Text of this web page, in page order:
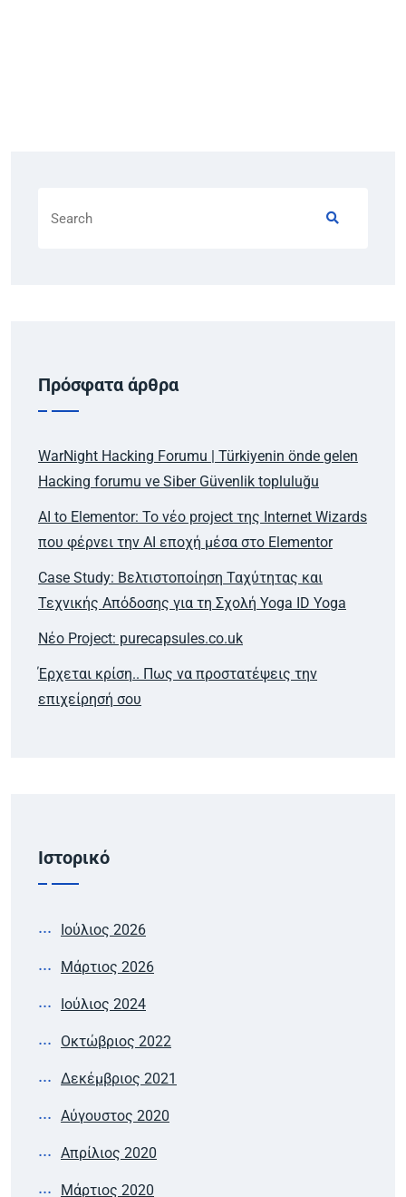
Πρόσφατα άρθρα
WarNight Hacking Forumu | Türkiyenin önde gelen
Hacking forumu ve Siber Güvenlik topluluğu
AI to Elementor: Το νέο project της Internet Wizards
που φέρνει την AI εποχή μέσα στο Elementor
Case Study: Βελτιστοποίηση Ταχύτητας και
Τεχνικής Απόδοσης για τη Σχολή Yoga ID Yoga
Νέο Project: purecapsules.co.uk
Έρχεται κρίση.. Πως να προστατέψεις την
επιχείρησή σου
Ιστορικό
Ιούλιος 2026
Μάρτιος 2026
Ιούλιος 2024
Οκτώβριος 2022
Δεκέμβριος 2021
Αύγουστος 2020
Απρίλιος 2020
Μάρτιος 2020